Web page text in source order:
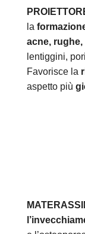
la
acne,
lentiggini,
Favorisce la
aspetto più